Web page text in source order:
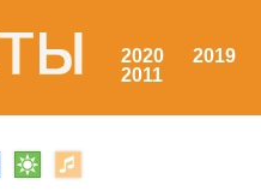
2020
2019
2011